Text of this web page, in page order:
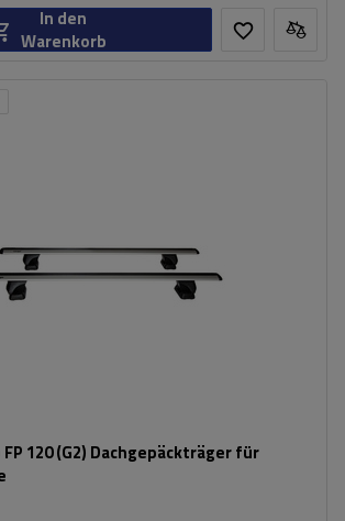
In den
Warenkorb
120 (G2) Dachgepäckträger für